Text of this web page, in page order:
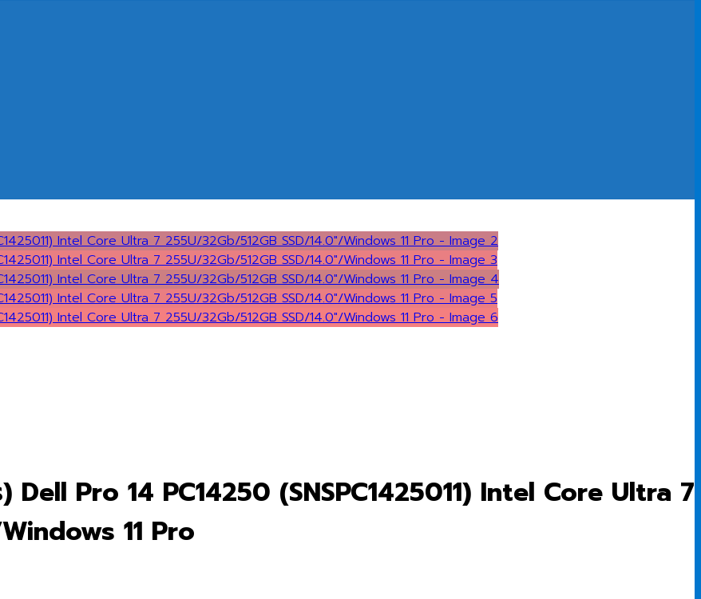
Pro 14 PC14250 (SNSPC1425011) Intel Core Ultra 7
11 Pro